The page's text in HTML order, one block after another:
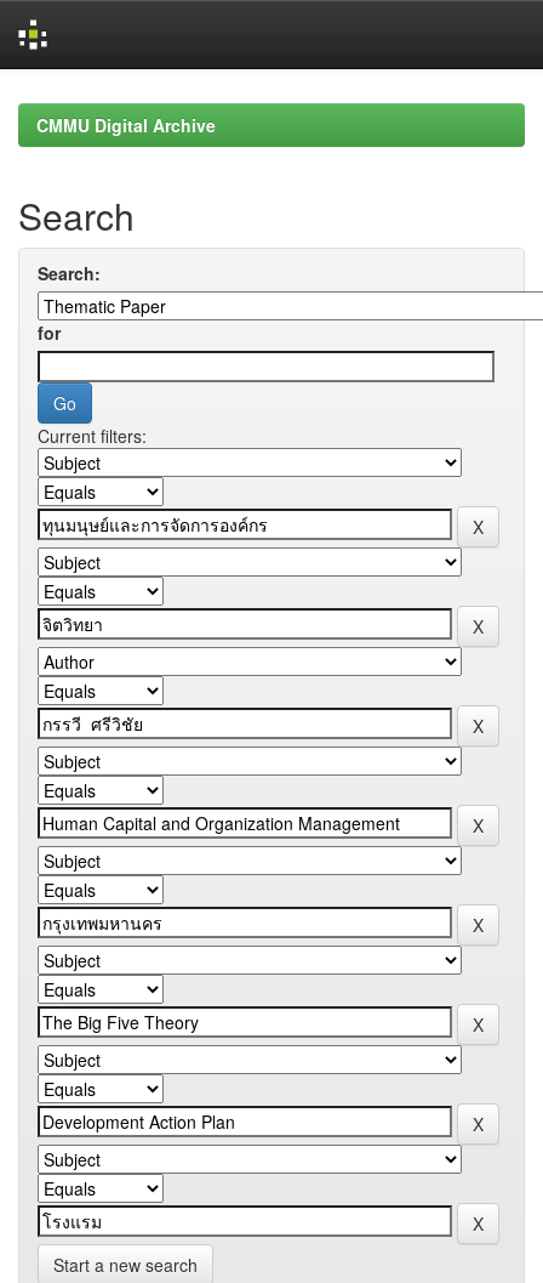
navigationCMMU Digital Archive
Search
Search:
for
Current filters:
Start a new search